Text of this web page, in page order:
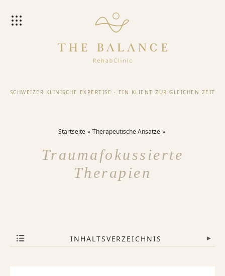
SCHWEIZER KLINISCHE EXPERTISE · EIN KLIENT ZUR GLEICHEN ZEIT
Startseite Therapeutische Ansatze
Traumafokussierte
Therapien
INHALTSVERZEICHNIS ▾